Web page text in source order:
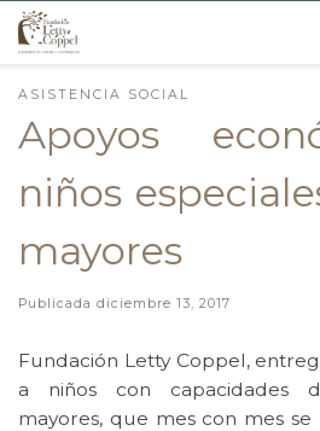
Skip to content
ASISTENCIA SOCIAL
Apoyos
niños
mayores
Publicada diciembre 13, 2017
Fundación Letty Coppel,
a niños con capacidades
mayores, que mes con mes